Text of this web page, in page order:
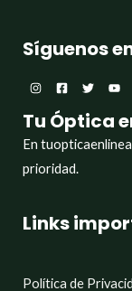
Síguenos
Tu Óptica
En
prioridad.
Links
Política de